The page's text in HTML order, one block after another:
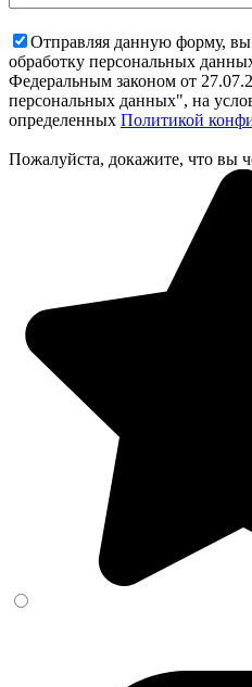
Отправляя данную форму, вы
обработку персональных
Федеральным законом от
персональных данных", на
определенных Политикой
Пожалуйста, докажите, что вы